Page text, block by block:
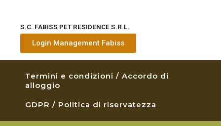
S.C. FABISS PET RESIDENCE S.R.L.
Login Management Fabiss
Termini e condizioni / Accordo di
alloggio
GDPR / Politica di riservatezza